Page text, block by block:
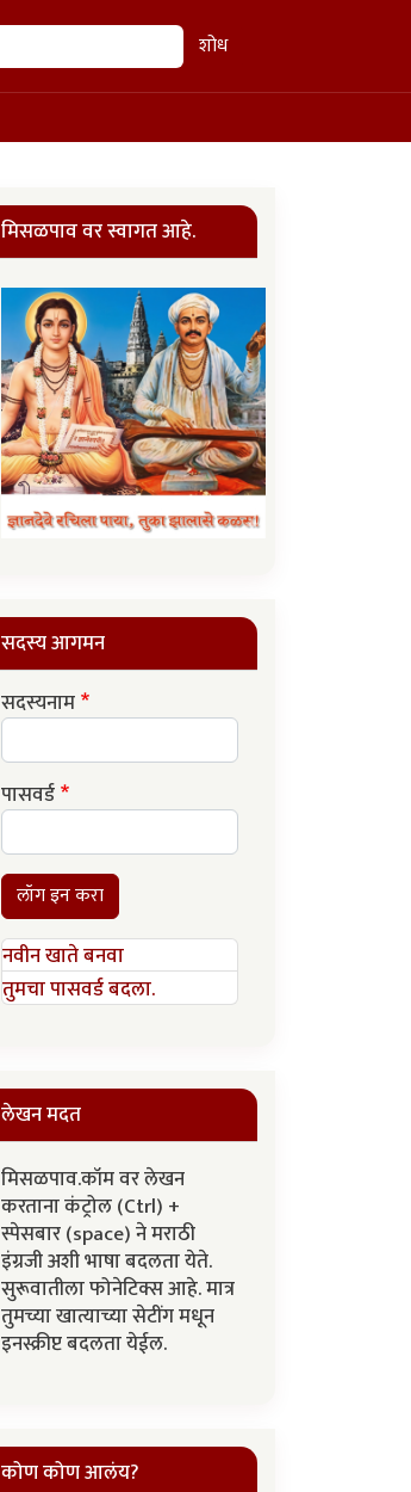
शोध
मिसळपाव वर स्वागत आहे.
सदस्य आगमन
सदस्यनाम
पासवर्ड
लॉग इन करा
नवीन खाते बनवा
तुमचा पासवर्ड बदला.
लेखन मदत
मिसळपाव.कॉम वर लेखन
करताना कंट्रोल (Ctrl) +
स्पेसबार (space) ने मराठी
इंग्रजी अशी भाषा बदलता येते.
सुरूवातीला फोनेटिक्स आहे. मात्र
तुमच्या खात्याच्या सेटींग मधून
इनस्क्रीप्ट बदलता येईल.
कोण कोण आलंय?